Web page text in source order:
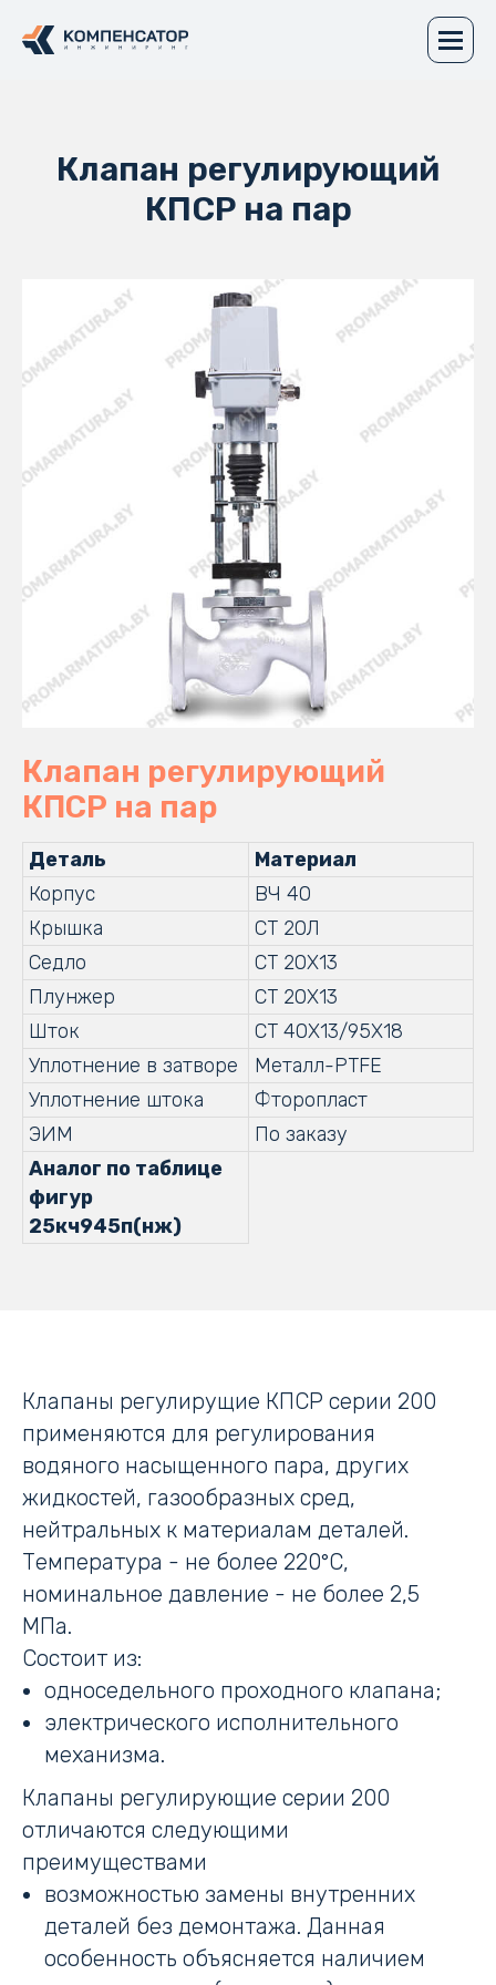
Клапан регулирующий
КПСР на пар
Клапан регулирующий
КПСР на пар
Деталь
Материал
Корпус
ВЧ 40
Крышка
СТ 20Л
Седло
СТ 20Х13
Плунжер
СТ 20Х13
Шток
СТ 40Х13/95Х18
Уплотнение в затворе
Металл-PTFE
Уплотнение штока
Фторопласт
ЭИМ
По заказу
Аналог по таблице
фигур
25кч945п(нж)
Клапаны регулирущие КПСР серии 200
применяются для регулирования
водяного насыщенного пара, других
жидкостей, газообразных сред,
нейтральных к материалам деталей.
Температура - не более 220°С,
номинальное давление - не более 2,5
МПа.
Состоит из:
односедельного проходного клапана;
электрического исполнительного
механизма.
Клапаны регулирующие серии 200
отличаются следующими
преимуществами
возможностью замены внутренних
деталей без демонтажа. Данная
особенность объясняется наличием